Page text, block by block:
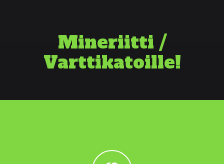
Mineriitti /
Varttikatoille!